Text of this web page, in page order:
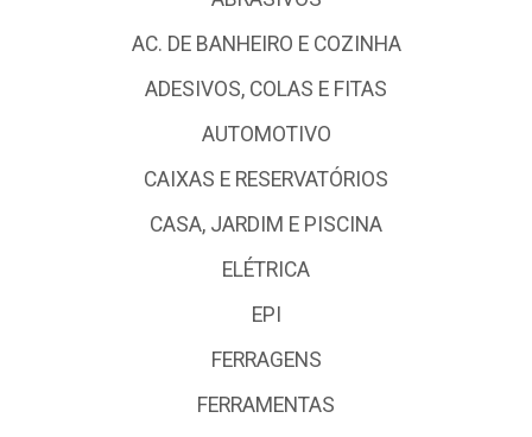
AC. DE BANHEIRO E COZINHA
ADESIVOS, COLAS E FITAS
AUTOMOTIVO
CAIXAS E RESERVATÓRIOS
CASA, JARDIM E PISCINA
ELÉTRICA
EPI
FERRAGENS
FERRAMENTAS